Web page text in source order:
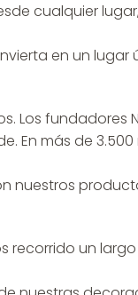
cualquier
en un lugar
Los fundadores
En más de
nuestros
recorrido un